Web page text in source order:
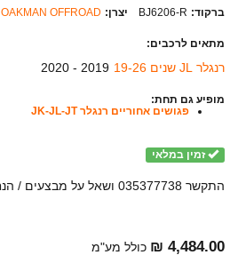
ברקוד: BJ6206-R יצרן: OAKMAN OFFROAD
מתאים לרכבים:
רנגלר JL שנים 19-26 2019 - 2020
מופיע גם תחת:
פגושים אחוריים רנגלר JK-JL-JT
זמין במלאי
התקשר 035377738 ושאל על מבצעים / הנחה נוספת.
4,484.00 ₪ כולל מע"מ